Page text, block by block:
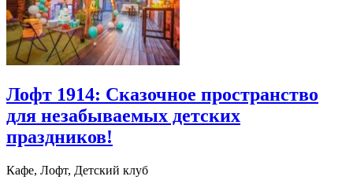
Лофт 1914: Сказочное пространство
для незабываемых детских
праздников!
Кафе, Лофт, Детский клуб